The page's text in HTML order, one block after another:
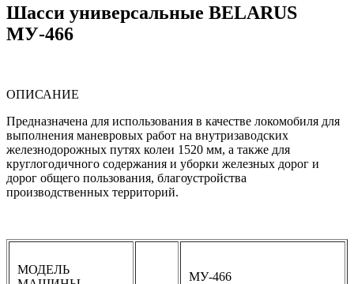
Шасси универсальные BELARUS
МУ-466
ОПИСАНИЕ
Предназначена для использования в качестве локомобиля для
выполнения маневровых работ на внутризаводских
железнодорожных путях колеи 1520 мм, а также для
круглогодичного содержания и уборки железных дорог и
дорог общего пользования, благоустройства
производственных территорий.
МОДЕЛЬ
МУ-466